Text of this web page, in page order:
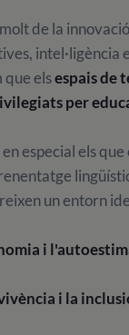
de la
intel·ligència
que elsespais de
per
especial els
un entorn
i
i la